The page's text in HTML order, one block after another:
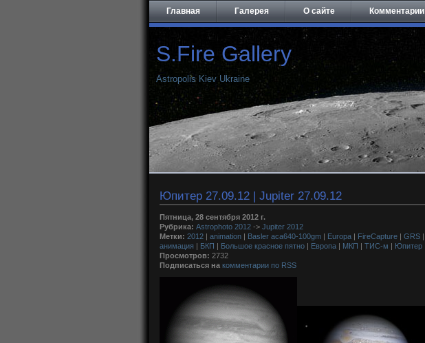
Главная Галерея О сайте Комментарии
S.Fire Gallery
Astropolis Kiev Ukraine
Юпитер 27.09.12 | Jupiter 27.09.12
Пятница, 28 сентября 2012 г.
Рубрика: Astrophoto 2012 -> Jupiter 2012
Метки: 2012 | animation | Basler aca640-100gm | Europa | FireCapture | GRS |
анимация | БКП | Большое красное пятно | Европа | МКП | ТИС-м | Юпитер
Просмотров: 2732
Подписаться на комментарии по RSS